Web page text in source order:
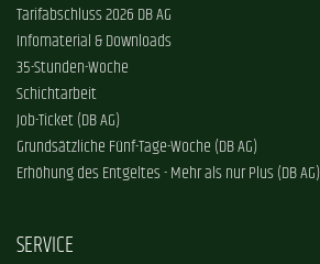
Tarifabschluss 2026 DB AG
Infomaterial & Downloads
35-Stunden-Woche
Schichtarbeit
Job-Ticket (DB AG)
Grundsätzliche Fünf-Tage-Woche (DB AG)
Erhöhung des Entgeltes - Mehr als nur Plus (DB AG)
SERVICE